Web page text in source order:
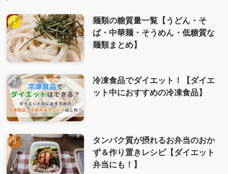
麺類の糖質量一覧【うどん・そ
ば・中華麺・そうめん・低糖質な
麺類まとめ】
冷凍食品でダイエット！【ダイエ
ット中におすすめの冷凍食品】
タンパク質が摂れるお弁当のおか
ず＆作り置きレシピ【ダイエット
弁当にも！】